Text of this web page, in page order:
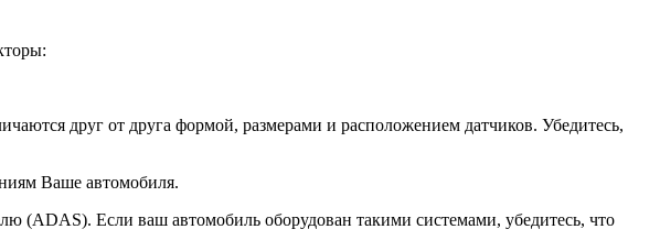
друг от друга формой, размерами и расположением датчиков. Убедитесь,
Ваше автомобиля.
(ADAS). Если ваш автомобиль оборудован такими системами, убедитесь, что